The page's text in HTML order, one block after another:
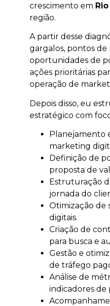
crescimento em
região.
A partir desse
gargalos, pontos de
oportunidades de
ações prioritárias
operação de
Depois disso, eu
estratégico com
Planejamento
marketing
Definição de
proposta de
Estruturação
jornada do
Otimização de
digitais.
Criação de
para busca e
Gestão e
de tráfego
Análise de
indicadores de